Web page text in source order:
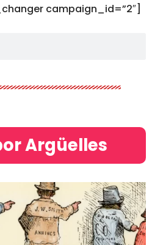
campaign_id=”2″]
Argüelles​